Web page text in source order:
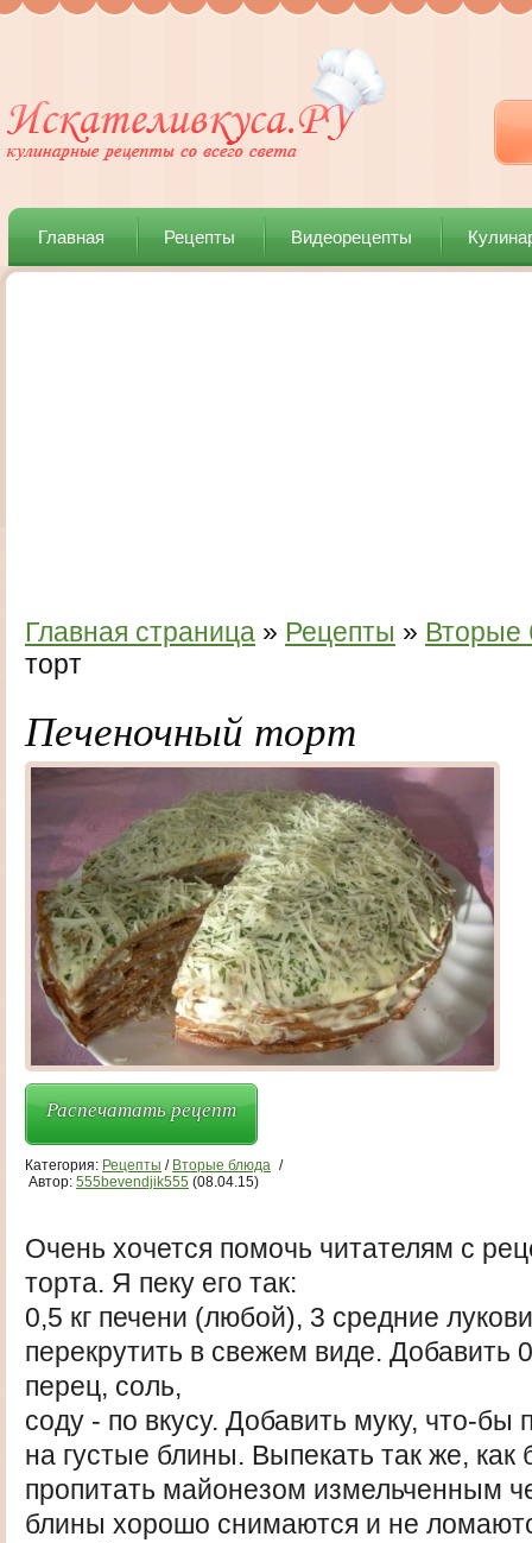
Главная Рецепты Видеорецепты
Главная страница » Рецепты » Вторые
торт
Печеночный торт
Распечатать рецепт
Категория: Рецепты / Вторые блюда /
Автор: 555bevendjik555 (08.04.15)
Очень хочется помочь читателям с
торта. Я пеку его так:
0,5 кг печени (любой), 3 средние
перекрутить в свежем виде. Добавить
перец, соль,
соду - по вкусу. Добавить муку, что-бы
на густые блины. Выпекать так же,
пропитать майонезом измельченным
блины хорошо снимаются и не